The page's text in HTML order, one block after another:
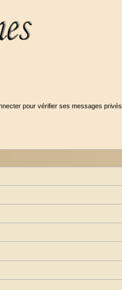
pour vérifier ses messages privés